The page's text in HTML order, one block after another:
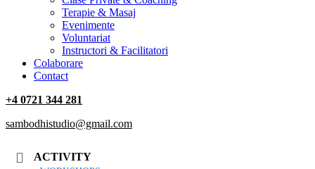
Terapie & Masaj
‎Evenimente
Voluntariat
‏‏‎Instructori & Facilitatori
Colaborare
Contact
+4 0721 344 281
sambodhistudio@gmail.com
ACTIVITY